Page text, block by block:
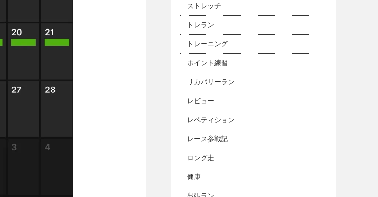
ストレッチ
トレラン
トレーニング
ポイント練習
リカバリーラン
レビュー
レペティション
レース参戦記
ロング走
健康